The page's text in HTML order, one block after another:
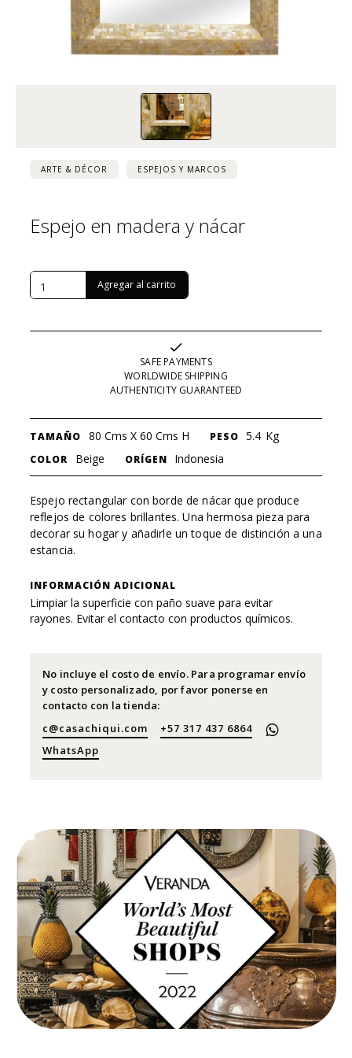
ARTE & DÉCOR ESPEJOS Y MARCOS
Espejo en madera y nácar
SAFE PAYMENTS
WORLDWIDE SHIPPING
AUTHENTICITY GUARANTEED
TAMAÑO 80 Cms X 60 Cms H PESO 5.4 Kg
COLOR Beige ORÍGEN Indonesia
Espejo rectangular con borde de nácar que produce
reflejos de colores brillantes. Una hermosa pieza para
decorar su hogar y añadirle un toque de distinción a una
estancia.
INFORMACIÓN ADICIONAL
Limpiar la superficie con paño suave para evitar
rayones. Evitar el contacto con productos químicos.
No incluye el costo de envío. Para programar envío
y costo personalizado, por favor ponerse en
contacto con la tienda:
c@casachiqui.com
+57 317 437 6864
WhatsApp